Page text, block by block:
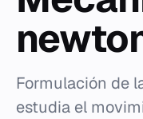
Formulación de
estudia el